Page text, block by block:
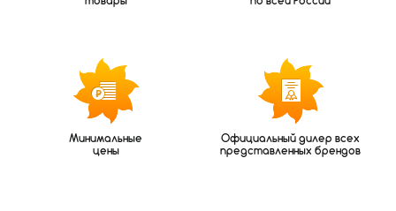
Минимальные
цены
Официальный дилер всех
представленных брендов